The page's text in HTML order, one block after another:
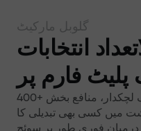
گلوبل مارکیٹ
انتخابات
پلیٹ فارم پر
400+ اثاثوں تک رسائی کے ساتھ ایک لچکدار، منافع بخش
میں کسی بھی تبدیلی کا
درمیان فوری طور پر سوئچ